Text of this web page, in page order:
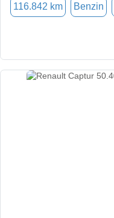
116.842 km Benzin